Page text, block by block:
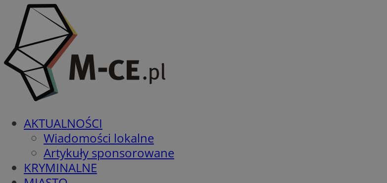
AKTUALNOŚCI
Wiadomości lokalne
Artykuły sponsorowane
KRYMINALNE